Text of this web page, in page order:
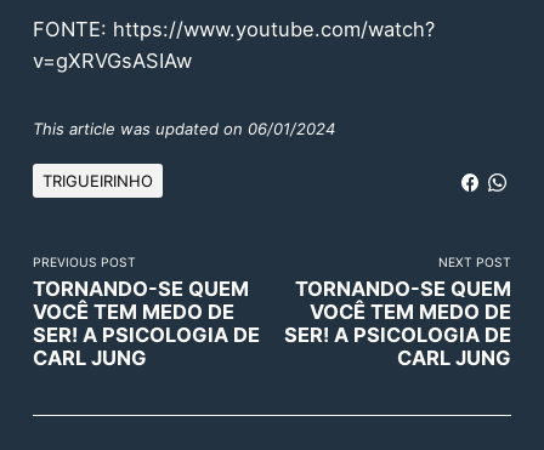
FONTE: https://www.youtube.com/watch?
v=gXRVGsASIAw
This article was updated on 06/01/2024
TRIGUEIRINHO
PREVIOUS POST
TORNANDO-SE QUEM
VOCÊ TEM MEDO DE
SER! A PSICOLOGIA DE
CARL JUNG
NEXT POST
TORNANDO-SE QUEM
VOCÊ TEM MEDO DE
SER! A PSICOLOGIA DE
CARL JUNG